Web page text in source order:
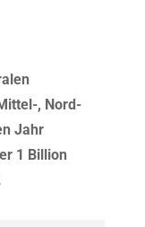
, Nord-
Jahr
1 Billion